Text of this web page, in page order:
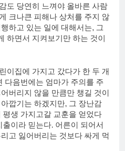
도 당연히 느껴야 올바른 사람
크나큰 피해나 상처를 주지 않
하고 있는 일에 대해서는, 그
하면서 지켜보기만 하는 것이
이집에 가지고 갔다가 한 두 개
다음번에는 엄마가 주의를 주
버리지 않을 만큼만 챙길 것이
깝기는 하겠지만, 그 장난감
평생 가지고갈 교훈을 얻었다
이라 믿는다. 어른이 되어서
고 잃어버리는 것보다 싸게 먹